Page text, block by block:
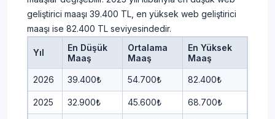
geliştirici maaşı 39.400 TL, en yüksek web geliştirici
maaşı ise 82.400 TL seviyesindedir.
Yıl
En Düşük
Maaş
Ortalama
Maaş
En Yüksek
Maaş
2026 39.400₺ 54.700₺ 82.400₺
2025 32.900₺ 45.600₺ 68.700₺